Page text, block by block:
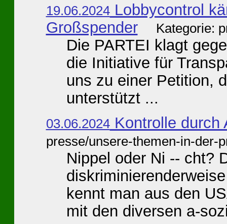
19.06.2024Lobbycontrol
Großspender
Kategorie:
Die PARTEI klagt
die Initiative für
uns zu einer Petition,
unterstützt ...
03.06.2024Kontrolle durch
presse/unsere-themen-in-der-
Nippel oder Ni -- cht?
kennt man aus den
mit den diversen a-